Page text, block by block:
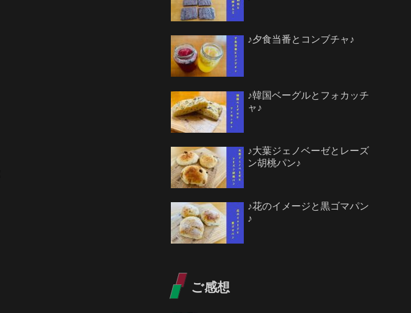
♪夕食当番とコンブチャ♪
♪韓国ベーグルとフォカッチ
ャ♪
♪大葉ジェノベーゼとレーズ
ン胡桃パン♪
♪花のイメージと黒ゴマパン
♪
ご感想